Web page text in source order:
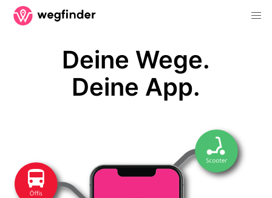
Deine Wege.
Deine App.